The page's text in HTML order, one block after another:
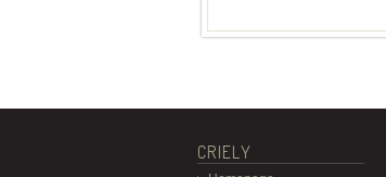
CRIELY